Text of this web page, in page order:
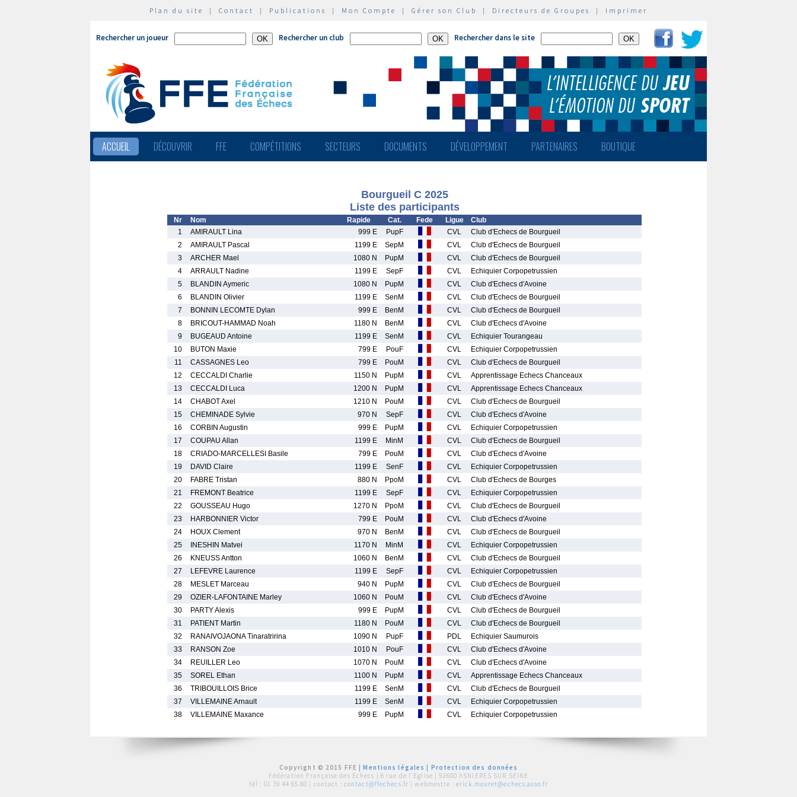
Plan du site | Contact | Publications | Mon Compte | Gérer son Club | Directeurs de Groupes | Imprimer
Rechercher un joueur Rechercher un club Rechercher dans le site
ACCUEIL DÉCOUVRIR FFE COMPÉTITIONS SECTEURS DOCUMENTS DÉVELOPPEMENT PARTENAIRES BOUTIQUE
Bourgueil C 2025
Liste des participants
Nr Nom Rapide Cat. Fede Ligue
Club
1
AMIRAULT Lina 999 E PupF CVL
Club d'Echecs de Bourgueil
2
AMIRAULT Pascal 1199 E SepM CVL
Club d'Echecs de Bourgueil
3
ARCHER Mael 1080 N PupM CVL
Club d'Echecs de Bourgueil
4
ARRAULT Nadine 1199 E SepF CVL
Echiquier Corpopetrussien
5
BLANDIN Aymeric 1080 N PupM CVL
Club d'Echecs d'Avoine
6
BLANDIN Olivier 1199 E SenM CVL
Club d'Echecs de Bourgueil
7
BONNIN LECOMTE Dylan 999 E BenM CVL
Club d'Echecs de Bourgueil
8
BRICOUT-HAMMAD Noah 1180 N BenM CVL
Club d'Echecs d'Avoine
9
BUGEAUD Antoine 1199 E SenM CVL
Echiquier Tourangeau
10
BUTON Maxie 799 E PouF CVL
Echiquier Corpopetrussien
11
CASSAGNES Leo 799 E PouM CVL
Club d'Echecs de Bourgueil
12
CECCALDI Charlie 1150 N PupM CVL
Apprentissage Echecs Chanceaux
13
CECCALDI Luca 1200 N PupM CVL
Apprentissage Echecs Chanceaux
14
CHABOT Axel 1210 N PouM CVL
Club d'Echecs de Bourgueil
15
CHEMINADE Sylvie 970 N SepF CVL
Club d'Echecs d'Avoine
16
CORBIN Augustin 999 E PupM CVL
Echiquier Corpopetrussien
17
COUPAU Allan 1199 E MinM CVL
Club d'Echecs de Bourgueil
18
CRIADO-MARCELLESI Basile 799 E PouM CVL
Club d'Echecs d'Avoine
19
DAVID Claire 1199 E SenF CVL
Echiquier Corpopetrussien
20
FABRE Tristan 880 N PpoM CVL
Club d'Echecs de Bourges
21
FREMONT Beatrice 1199 E SepF CVL
Echiquier Corpopetrussien
22
GOUSSEAU Hugo 1270 N PpoM CVL
Club d'Echecs de Bourgueil
23
HARBONNIER Victor 799 E PouM CVL
Club d'Echecs d'Avoine
24
HOUX Clement 970 N BenM CVL
Club d'Echecs de Bourgueil
25
INESHIN Matvei 1170 N MinM CVL
Echiquier Corpopetrussien
26
KNEUSS Antton 1060 N BenM CVL
Club d'Echecs de Bourgueil
27
LEFEVRE Laurence 1199 E SepF CVL
Echiquier Corpopetrussien
28
MESLET Marceau 940 N PupM CVL
Club d'Echecs de Bourgueil
29
OZIER-LAFONTAINE Marley 1060 N PouM CVL
Club d'Echecs d'Avoine
30
PARTY Alexis 999 E PupM CVL
Club d'Echecs de Bourgueil
31
PATIENT Martin 1180 N PouM CVL
Club d'Echecs de Bourgueil
32
RANAIVOJAONA Tinaratririna 1090 N PupF PDL
Echiquier Saumurois
33
RANSON Zoe 1010 N PouF CVL
Club d'Echecs d'Avoine
34
REUILLER Leo 1070 N PouM CVL
Club d'Echecs d'Avoine
35
SOREL Ethan 1100 N PupM CVL
Apprentissage Echecs Chanceaux
36
TRIBOUILLOIS Brice 1199 E SenM CVL
Club d'Echecs de Bourgueil
37
VILLEMAINE Arnault 1199 E SenM CVL
Echiquier Corpopetrussien
38
VILLEMAINE Maxance 999 E PupM CVL Echiquier Corpopetrussien
Copyright © 2015 FFE |Mentions légales
Protection des données
Fédération Française des Echecs | 6 rue de l'Eglise | 92600 ASNIERES SUR SEINE
tél : 01 39 44 65 80 | contact : contact@ffechecs.fr | webmestre : erick.mouret@echecs.asso.fr